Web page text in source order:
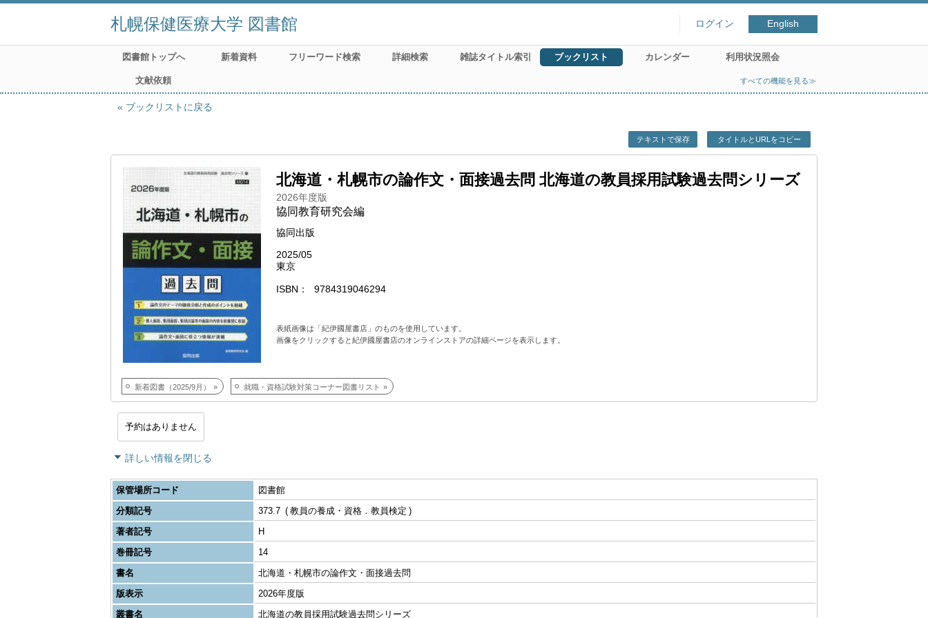
札幌保健医療大学 図書館 ログイン English
図書館トップへ 新着資料 フリーワード検索 詳細検索 雑誌タイトル索引 ブックリスト カレンダー 利用状況照会
文献依頼 すべての機能を見る≫
ブックリストに戻る
テキストで保存 タイトルとURLをコピー
北海道・札幌市の論作文・面接過去問 北海道の教員採用試験過去問シリーズ
2026年度版
協同教育研究会編
協同出版
2025/05
東京
ISBN 9784319046294
表紙画像は「紀伊國屋書店」のものを使用しています。
画像をクリックすると紀伊國屋書店のオンラインストアの詳細ページを表示します。
新着図書（2025/9月） 就職・資格試験対策コーナー図書リスト
予約はありません
詳しい情報を閉じる
保管場所コード
図書館
分類記号
373.7
教員の養成・資格．教員検定
著者記号
H
巻冊記号
14
書名
北海道・札幌市の論作文・面接過去問
版表示
2026年度版
叢書名
北海道の教員採用試験過去問シリーズ